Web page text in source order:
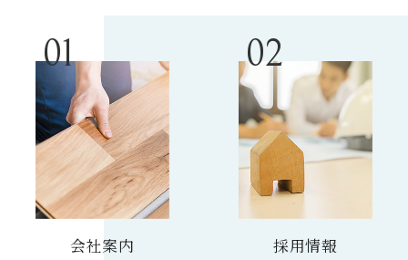
会社案内 採用情報